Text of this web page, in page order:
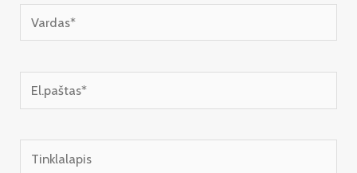
Vardas*
El.paštas*
Tinklalapis